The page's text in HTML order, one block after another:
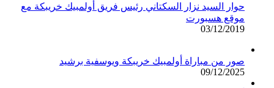
حوار السيد نزار السكتاني رئيس فريق أولمبيك خريبكة مع
موقع هسبورت
03/12/2019
صور من مباراة أولمبيك خريبكة ويوسفية برشيد
09/12/2025